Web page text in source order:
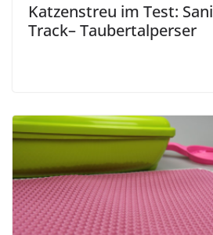
Katzenstreu im Test:
Track– Taubertalperser